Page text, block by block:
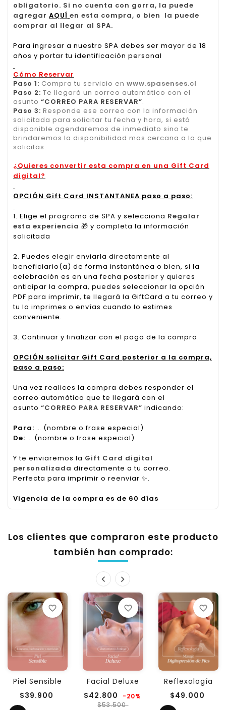
obligatorio. Si no cuenta con gorra, la puede
agregar AQUÍ en esta compra, o bien la puede
comprar al llegar al SPA.
Para ingresar a nuestro SPA debes ser mayor de 18
años y portar tu identificación personal
Cómo Reservar
Paso 1: Compra tu servicio en www.spasenses.cl
Paso 2: Te llegará un correo automático con el
asunto “CORREO PARA RESERVAR”.
Paso 3: Responde ese correo con la información
solicitada para solicitar tu fecha y hora, si está
disponible agendaremos de inmediato sino te
brindaremos la disponibilidad mas cercana a lo que
solicitas.
¿Quieres convertir esta compra en una Gift Card
digital?
OPCIÓN Gift Card INSTANTANEA paso a paso:
1. Elige el programa de SPA y selecciona Regalar
esta experiencia 🎁 y completa la información
solicitada
2. Puedes elegir enviarla directamente al
beneficiario(a) de forma instantánea o bien, si la
celebración es en una fecha posterior y quieres
anticipar la compra, puedes seleccionar la opción
PDF para imprimir, te llegará la GiftCard a tu correo y
tu la imprimes o envías cuando lo estimes
conveniente.
3. Continuar y finalizar con el pago de la compra
OPCIÓN solicitar Gift Card posterior a la compra,
paso a paso:
Una vez realices la compra debes responder el
correo automático que te llegará con el
asunto “CORREO PARA RESERVAR” indicando:
Para: … (nombre o frase especial)
De: … (nombre o frase especial)
Y te enviaremos la Gift Card digital
personalizada directamente a tu correo.
Perfecta para imprimir o reenviar ✨.
Vigencia de la compra es de 60 días
Los clientes que compraron este producto
también han comprado:
Piel Sensible
$39.900
favorite_border
Facial Deluxe
$42.800 Precio
regular
-20%
$53.500Precio
favorite_border
Reflexología
$49.000
favorite_border